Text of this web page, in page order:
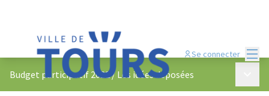
Se connecter
Budget participatif 2022/ Les idées déposées